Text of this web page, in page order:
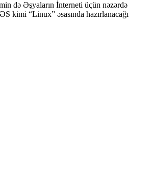
də Əşyaların İnterneti üçün nəzərdə
kimi “Linux” əsasında hazırlanacağı